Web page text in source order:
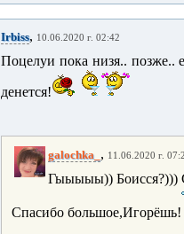
Irbiss, 10.06.2020 г. 02:42
Поцелуи пока низя.. позже..
денется!
galochka_ , 11.06.2020 г.
Гыыыыы)) Боисся?)))
Спасибо большое,Игорёшь!